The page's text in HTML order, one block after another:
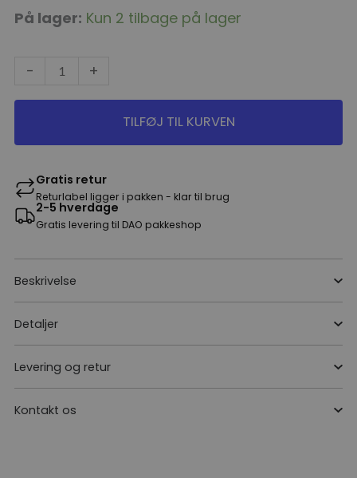
På lager: Kun 2 tilbage på lager
-
Jenne
Sort
antal
+
TILFØJ TIL KURVEN
Gratis retur
Returlabel ligger i pakken - klar til brug
2-5 hverdage
Gratis levering til DAO pakkeshop
Beskrivelse
Detaljer
Levering og retur
Kontakt os